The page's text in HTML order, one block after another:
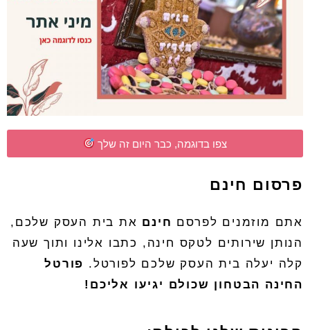
צפו בדוגמה, כבר היום זה שלך
פרסום חינם
אתם מוזמנים לפרסם חינם את בית העסק שלכם ,
הנותן שירותים לטקס חינה , כתבו אלינו ותוך שעה
קלה יעלה בית העסק שלכם לפורטל. פורטל
החינה הבטחון שכולם יגיעו אליכם!